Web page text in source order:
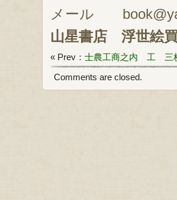
メール
山星書店
浮世絵
« Prev： 士農工商之内 工 三
Comments are closed.